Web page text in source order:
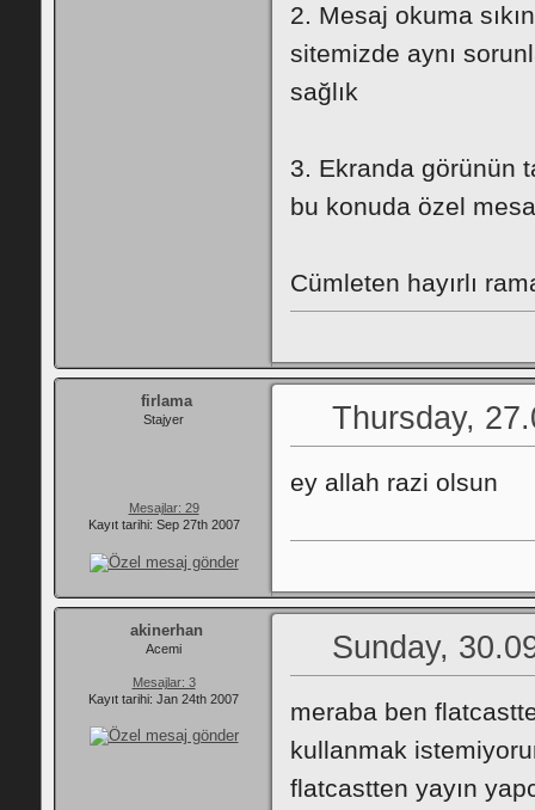
2. Mesaj okuma
sitemizde aynı
sağlık
3. Ekranda görünün
bu konuda özel
Cümleten hayırlı
firlama
Stajyer
Mesajlar: 29
Kayıt tarihi: Sep 27th 2007
Thursday,
ey allah razi olsun
akinerhan
Acemi
Mesajlar: 3
Kayıt tarihi: Jan 24th 2007
Sunday,
meraba ben
kullanmak
flatcastten yayın